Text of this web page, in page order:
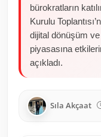
bürokratların
Kurulu
dijital dönüşüm
piyasasına
açıkladı.
Sıla Akçaat